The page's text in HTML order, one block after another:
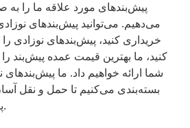
پیش‌بندهای مورد علاقه ما را
می‌دهیم. می‌توانید پیش‌بندهای
خریداری کنید، پیش‌بندهای نوزادی
کنید، ما بهترین قیمت عمده پیش‌بند
شما ارائه خواهیم داد. ما
بسته‌بندی می‌کنیم تا حمل و نقل
پیش‌بندهای عمده فروشی.